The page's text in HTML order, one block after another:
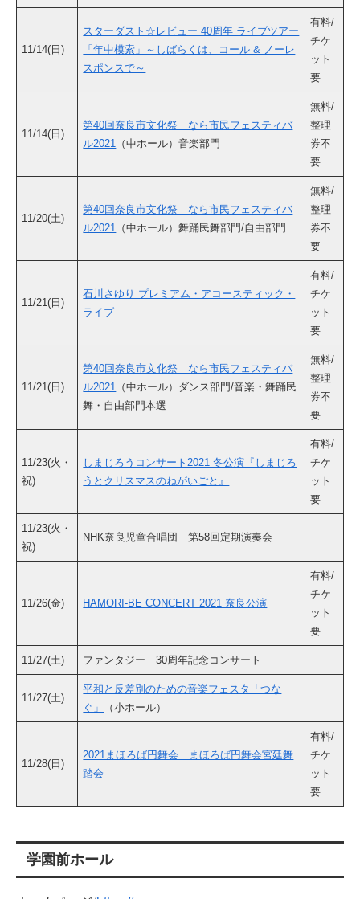
11/14(日)
スターダスト☆レビュー 40周年 ライブツアー
「年中模索」～しばらくは、コール & ノーレ
スポンスで～
有料/
チケ
ット
要
11/14(日)
第40回奈良市文化祭 なら市民フェスティバ
ル2021
（中ホール）音楽部門
無料/
整理
券不
要
11/20(土)
第40回奈良市文化祭 なら市民フェスティバ
ル2021
（中ホール）舞踊民舞部門/自由部門
無料/
整理
券不
要
11/21(日)
石川さゆり プレミアム・アコースティック・
ライブ
有料/
チケ
ット
要
11/21(日)
第40回奈良市文化祭 なら市民フェスティバ
ル2021
（中ホール）ダンス部門/音楽・舞踊民
舞・自由部門本選
無料/
整理
券不
要
11/23(火・
祝)
しまじろうコンサート2021 冬公演『しまじろ
うとクリスマスのねがいごと』
有料/
チケ
ット
要
11/23(火・
祝)
NHK奈良児童合唱団 第58回定期演奏会
11/26(金) HAMORI-BE CONCERT 2021 奈良公演
有料/
チケ
ット
要
11/27(土) ファンタジー 30周年記念コンサート
11/27(土)
平和と反差別のための音楽フェスタ「つな
ぐ」
（小ホール）
11/28(日)
2021まほろば円舞会 まほろば円舞会宮廷舞
踏会
有料/
チケ
ット
要
学園前ホール